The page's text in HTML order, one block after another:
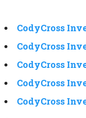
CodyCross
CodyCross
CodyCross
CodyCross
CodyCross